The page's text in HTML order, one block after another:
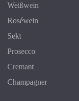
Weißwein
Roséwein
Sekt
Prosecco
Cremant
Champagner